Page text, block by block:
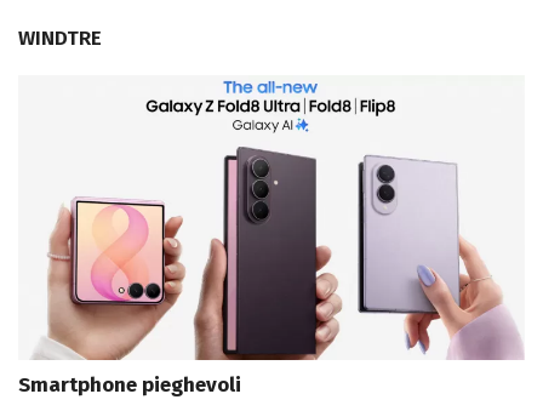
WINDTRE
Smartphone pieghevoli